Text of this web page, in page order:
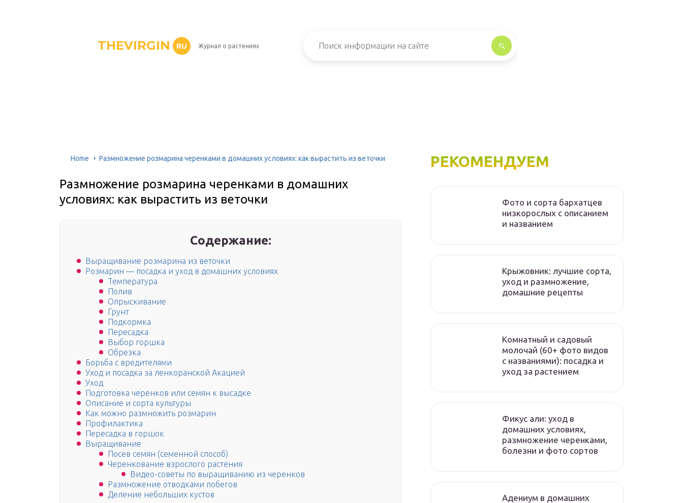
THEVIRGIN RU Журнал о растениях
Home Размножение розмарина черенками в домашних условиях: как вырастить из веточки
Размножение розмарина черенками в домашних
условиях: как вырастить из веточки
Содержание:
Выращивание розмарина из веточки
Розмарин — посадка и уход в домашних условиях
Температура
Полив
Опрыскивание
Грунт
Подкормка
Пересадка
Выбор горшка
Обрезка
Борьба с вредителями
Уход и посадка за ленкоранской Акацией
Уход
Подготовка черенков или семян к высадке
Описание и сорта культуры
Как можно размножить розмарин
Профилактика
Пересадка в горшок
Выращивание
Посев семян (семенной способ)
Черенкование взрослого растения
Видео-советы по выращиванию из черенков
Размножение отводками побегов
Деление небольших кустов
РЕКОМЕНДУЕМ
Фото и сорта бархатцев
низкорослых с описанием
и названием
Крыжовник: лучшие сорта,
уход и размножение,
домашние рецепты
Комнатный и садовый
молочай (60+ фото видов
с названиями): посадка и
уход за растением
Фикус али: уход в
домашних условиях,
размножение черенками,
болезни и фото сортов
Адениум в домашних